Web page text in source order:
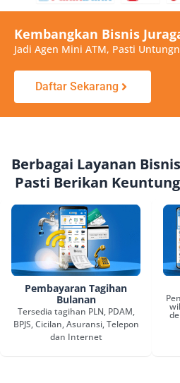
Kembangkan Bisnis
Jadi Agen Mini ATM, Pasti
Daftar Sekarang
Berbagai Layanan
Pasti Berikan
Pembayaran Tagihan
Bulanan
Tersedia tagihan PLN, PDAM,
BPJS, Cicilan, Asuransi, Telepon
dan Internet